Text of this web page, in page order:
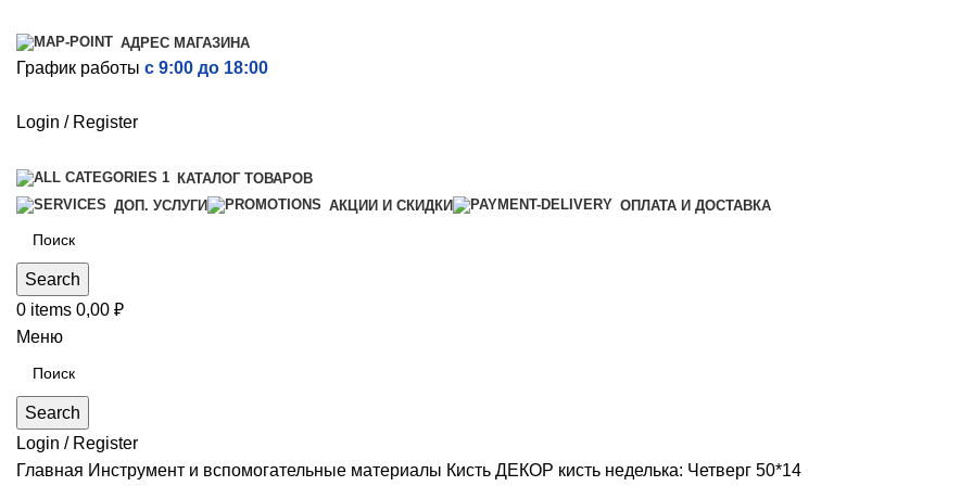
АДРЕС МАГАЗИНА
График работы с 9:00 до 18:00
Login / Register
КАТАЛОГ ТОВАРОВ
ДОП. УСЛУГИ
АКЦИИ И СКИДКИ ОПЛАТА И ДОСТАВКА
Search
0 items 0,00 ₽
Меню
Search
Login / Register
Главная Инструмент и вспомогательные материалы Кисть ДЕКОР кисть неделька: Четверг 50*14